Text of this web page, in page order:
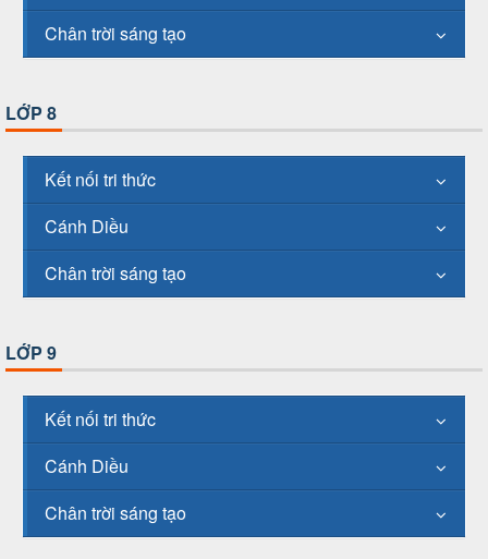
Chân trời sáng tạo
LỚP 8
Kết nối tri thức
Cánh Diều
Chân trời sáng tạo
LỚP 9
Kết nối tri thức
Cánh Diều
Chân trời sáng tạo